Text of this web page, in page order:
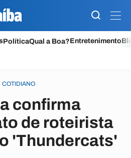
PolíticaQual a Boa?Entretenimento
COTIDIANO
confirma
de roteirista
'Thundercats'